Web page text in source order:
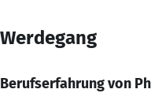
Werdegang
Berufserfahrung von